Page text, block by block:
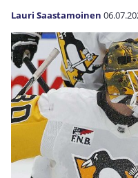
Lauri Saastamoinen